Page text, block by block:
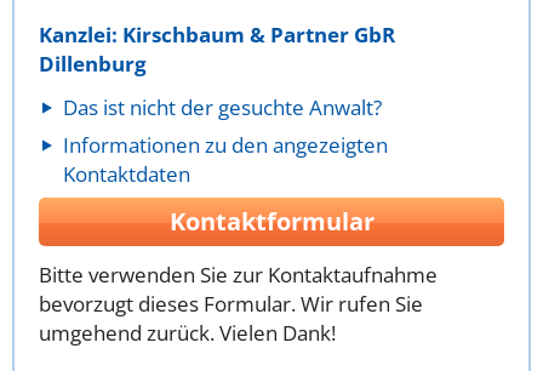
Kanzlei: Kirschbaum & Partner GbR
Dillenburg
Das ist nicht der gesuchte Anwalt?
Informationen zu den angezeigten
Kontaktdaten
Kontaktformular
Bitte verwenden Sie zur Kontaktaufnahme
bevorzugt dieses Formular. Wir rufen Sie
umgehend zurück. Vielen Dank!